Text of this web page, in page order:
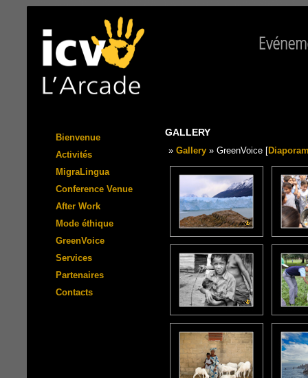
Bienvenue
Activités
MigraLingua
Conference Venue
After Work
Mode éthique
GreenVoice
Services
Partenaires
Contacts
GALLERY
» Gallery » GreenVoice [